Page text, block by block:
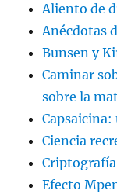
Aliento de
Anécdotas
Bunsen y
Caminar
sobre la
Ciencia
Efecto